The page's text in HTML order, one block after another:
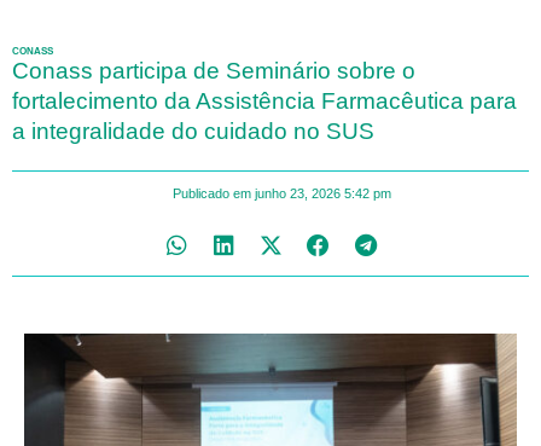
CONASS
Conass participa de Seminário sobre o
fortalecimento da Assistência Farmacêutica para
a integralidade do cuidado no SUS
Publicado em junho 23, 2026 5:42 pm